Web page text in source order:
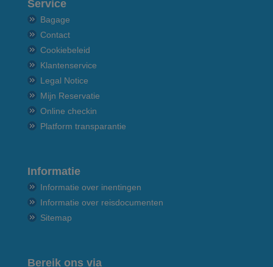
Service
Bagage
Contact
Cookiebeleid
Klantenservice
Legal Notice
Mijn Reservatie
Online checkin
Platform transparantie
Informatie
Informatie over inentingen
Informatie over reisdocumenten
Sitemap
Bereik ons via